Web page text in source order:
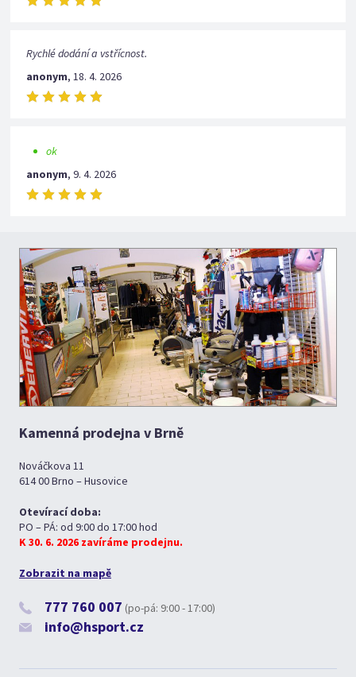
Rychlé dodání a vstřícnost.
anonym,18. 4. 2026
ok
anonym,9. 4. 2026
Kamenná prodejna v Brně
Nováčkova 11
614 00 Brno – Husovice
Otevírací doba:
PO – PÁ: od 9:00 do 17:00 hod
K 30. 6. 2026 zavíráme prodejnu.
Zobrazit na mapě
777 760 007 (po-pá: 9:00 - 17:00)
info@hsport.cz